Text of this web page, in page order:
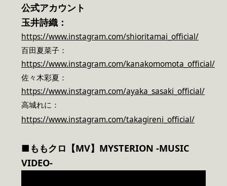
公式アカウント
玉井詩織：
https://www.instagram.com/shioritamai_official/
百田夏菜子：
https://www.instagram.com/kanakomomota_official/
佐々木彩夏：
https://www.instagram.com/ayaka_sasaki_official/
高城れに：
https://www.instagram.com/takagireni_official/
■ももクロ【MV】MYSTERION -MUSIC
VIDEO-